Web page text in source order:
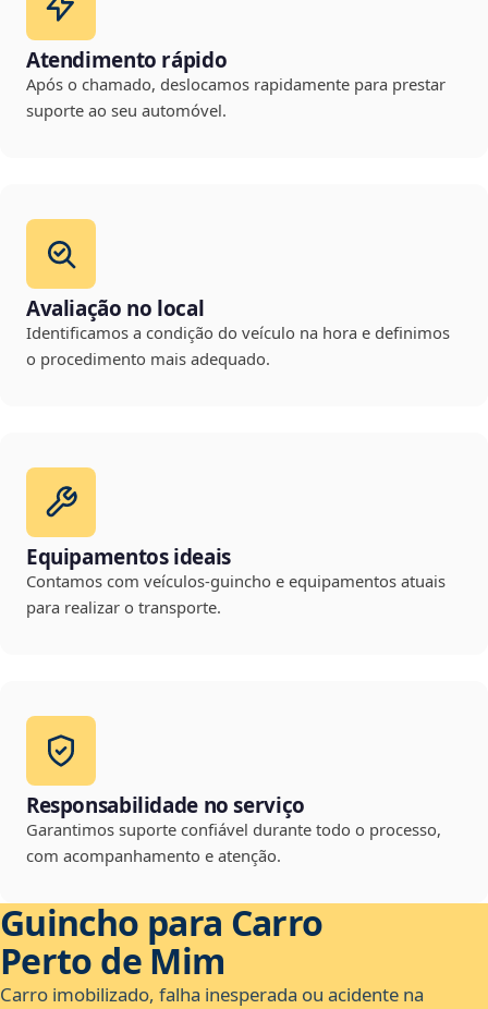
Atendimento rápido
Após o chamado, deslocamos rapidamente para prestar
suporte ao seu automóvel.
Avaliação no local
Identificamos a condição do veículo na hora e definimos
o procedimento mais adequado.
Equipamentos ideais
Contamos com veículos-guincho e equipamentos atuais
para realizar o transporte.
Responsabilidade no serviço
Garantimos suporte confiável durante todo o processo,
com acompanhamento e atenção.
Guincho para Carro
Perto de Mim
Carro imobilizado, falha inesperada ou acidente na